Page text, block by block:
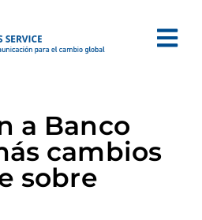
a Banco
cambios
sobre